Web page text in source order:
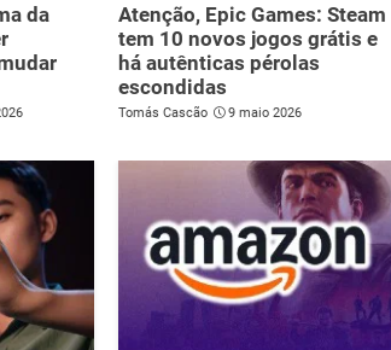
da
Atenção, Epic Games: Steam
tem 10 novos jogos grátis e
há autênticas pérolas
escondidas
Tomás Cascão 9 maio 2026